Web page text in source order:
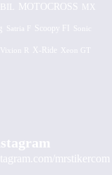
MOTOCROSS MX
Satria F Scoopy FI Sonic
Vixion R X-Ride Xeon GT
mrstikercom